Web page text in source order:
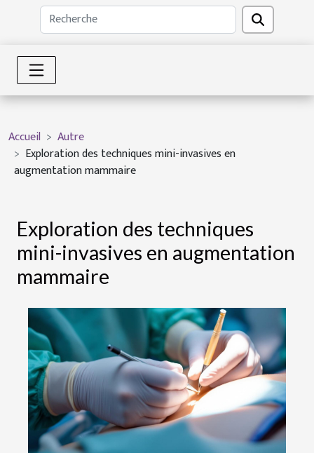
Accueil
Autre
Exploration des techniques mini-invasives en
augmentation mammaire
Exploration des techniques
mini-invasives en augmentation
mammaire